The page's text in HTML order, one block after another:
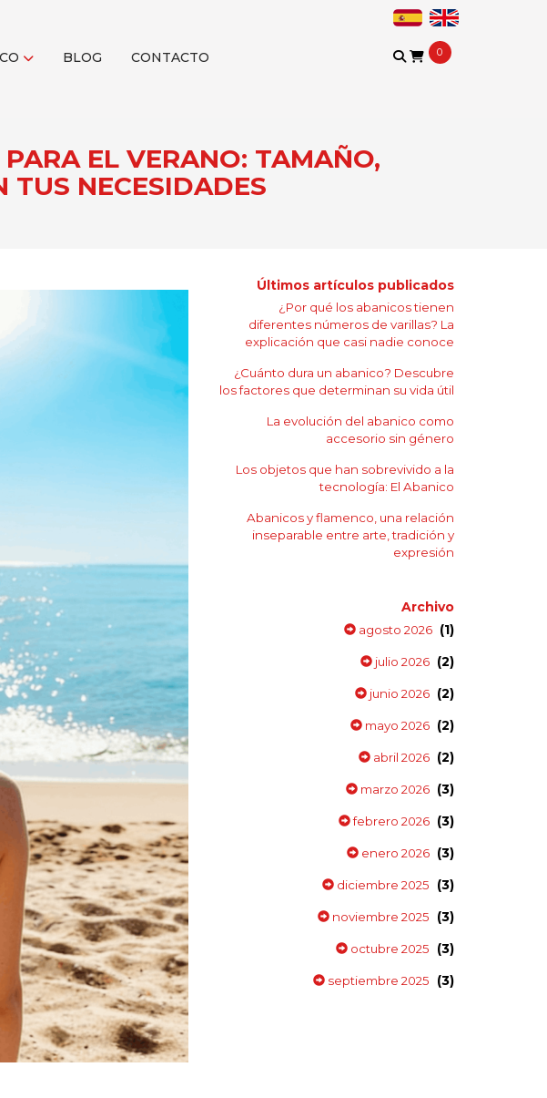
BLOG CONTACTO 0
EL VERANO: TAMAÑO,
TUS NECESIDADES
Últimos artículos publicados
¿Por qué los abanicos tienen
diferentes números de varillas? La
explicación que casi nadie conoce
¿Cuánto dura un abanico? Descubre
los factores que determinan su vida útil
La evolución del abanico como
accesorio sin género
Los objetos que han sobrevivido a la
tecnología: El Abanico
Abanicos y flamenco, una relación
inseparable entre arte, tradición y
expresión
Archivo
agosto 2026 (1)
julio 2026 (2)
junio 2026 (2)
mayo 2026 (2)
abril 2026 (2)
marzo 2026 (3)
febrero 2026 (3)
enero 2026 (3)
diciembre 2025 (3)
noviembre 2025 (3)
octubre 2025 (3)
septiembre 2025 (3)